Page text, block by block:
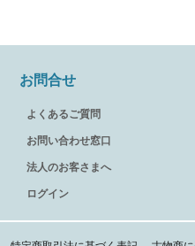
お問合せ
よくあるご質問
お問い合わせ窓口
法人のお客さまへ
ログイン